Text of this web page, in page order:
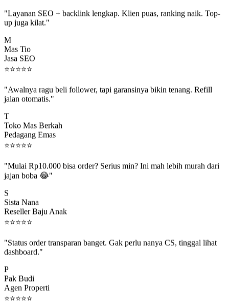
up juga kilat."
Mas Tio
Jasa SEO
⭐⭐⭐⭐⭐
jalan otomatis."
Toko Mas Berkah
Pedagang Emas
⭐⭐⭐⭐⭐
jajan boba 😂"
Sista Nana
Reseller Baju Anak
⭐⭐⭐⭐⭐
dashboard."
Pak Budi
Agen Properti
⭐⭐⭐⭐⭐